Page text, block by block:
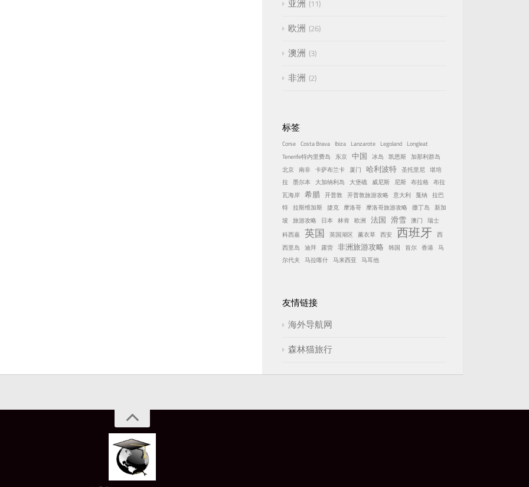
亚洲 11
欧洲 26
澳洲 3
非洲 2
标签
Corse Costa Brava Ibiza Lanzarote Legoland Longleat
Tenerife特内里费岛 东京 中国 冰岛 凯恩斯 加那利群岛
北京 南非 卡萨布兰卡 厦门 哈利波特 圣托里尼 堪培
拉 墨尔本 大加纳利岛 大堡礁 威尼斯 尼斯 布拉格 布拉
瓦海岸 希腊 开普敦 开普敦旅游攻略 意大利 戛纳 拉巴
特 拉斯维加斯 捷克 摩洛哥 摩洛哥旅游攻略 撒丁岛 新加
坡 旅游攻略 日本 林肯 欧洲 法国 滑雪 澳门 瑞士
科西嘉 英国 英国湖区 薰衣草 西安 西班牙 西
西里岛 迪拜 露营 非洲旅游攻略 韩国 首尔 香港 马
尔代夫 马拉喀什 马来西亚 马耳他
友情链接
海外导航网
森林猫旅行